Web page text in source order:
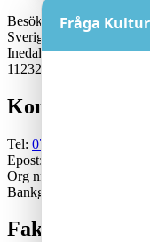
Besöksadress:
Sveriges Kulturskoleråd
Inedalsgatan 15
11232 Stockholm
Kontakt
Tel: 070-671 79 46
Epost:
Org nr: 802402-2561
Bankgiro:5553-1339
Fakturaadress
Fråga